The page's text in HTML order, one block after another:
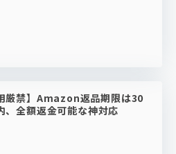
厳禁】Amazon返品期限は30
、全額返金可能な神対応